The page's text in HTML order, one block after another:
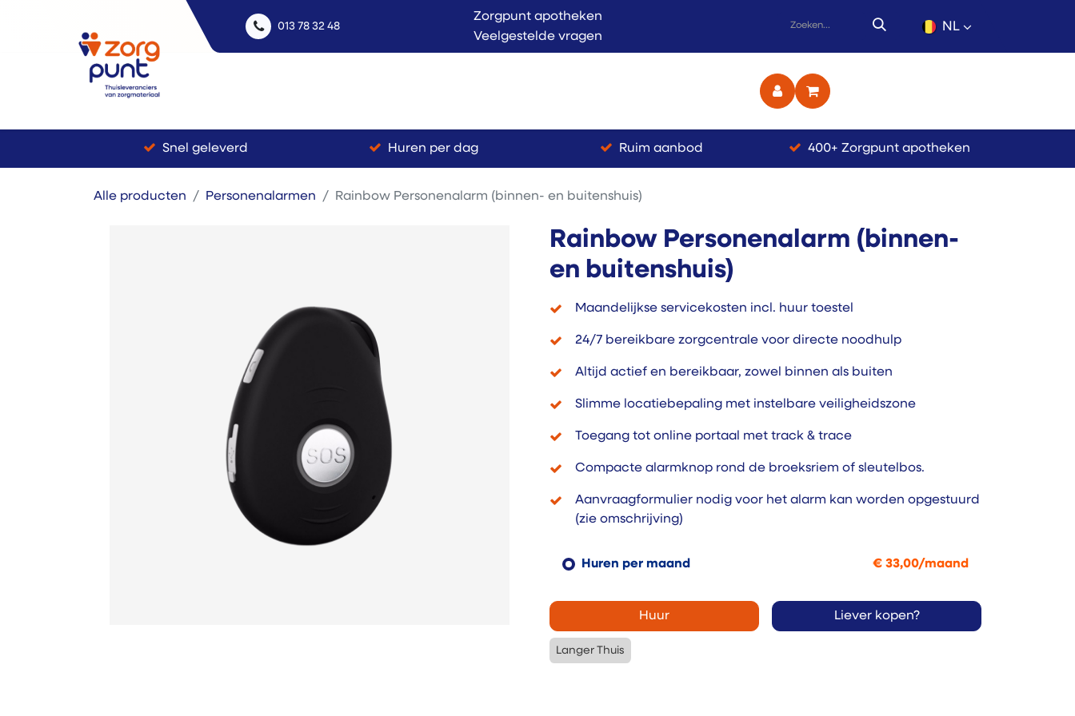
013 78 32 48
Zorgpunt apotheken
Veelgestelde vragen
NL
Snel geleverd Huren per dag Ruim aanbod 400+ Zorgpunt apotheken
Alle producten Personenalarmen Rainbow Personenalarm (binnen- en buitenshuis)
Rainbow Personenalarm (binnen-
en buitenshuis)
Maandelijkse servicekosten incl. huur toestel
24/7 bereikbare zorgcentrale voor directe noodhulp
Altijd actief en bereikbaar, zowel binnen als buiten
Slimme locatiebepaling met instelbare veiligheidszone
Toegang tot online portaal met track & trace
Compacte alarmknop rond de broeksriem of sleutelbos.
Aanvraagformulier nodig voor het alarm kan worden opgestuurd
(zie omschrijving)
Huren per maand € 33,00/maand
Huur Liever kopen?
Langer Thuis